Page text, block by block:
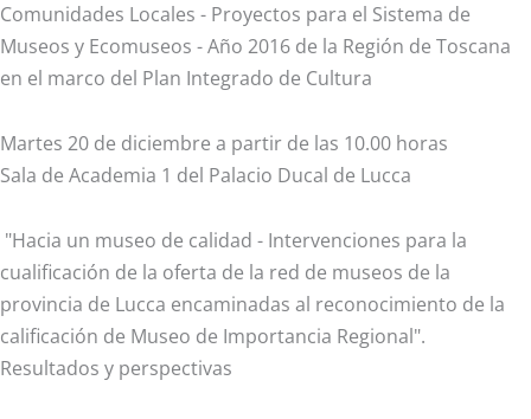
Comunidades Locales - Proyectos para el Sistema de
Museos y Ecomuseos - Año 2016 de la Región de Toscana
en el marco del Plan Integrado de Cultura
Martes 20 de diciembre a partir de las 10.00 horas
Sala de Academia 1 del Palacio Ducal de Lucca
"Hacia un museo de calidad - Intervenciones para la
cualificación de la oferta de la red de museos de la
provincia de Lucca encaminadas al reconocimiento de la
calificación de Museo de Importancia Regional".
Resultados y perspectivas